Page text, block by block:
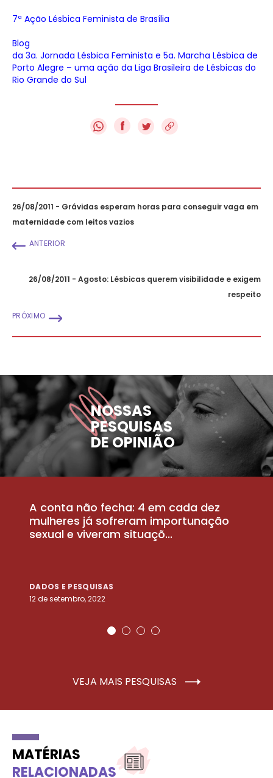
7ª Ação Lésbica Feminista de Brasília
Blog
da 3a. Jornada Lésbica Feminista e 5a. Marcha Lésbica de
Porto Alegre – uma ação da Liga Brasileira de Lésbicas do
Rio Grande do Sul
f
26/08/2011 - Grávidas esperam horas para conseguir vaga em
maternidade com leitos vazios
ANTERIOR
26/08/2011 - Agosto: Lésbicas querem visibilidade e exigem
respeito
PRÓXIMO
NOSSAS
PESQUISAS
DE OPINIÃO
A conta não fecha: 4 em cada dez
mulheres já sofreram importunação
sexual e viveram situaçõ...
DADOS E PESQUISAS
12 de setembro, 2022
VEJA MAIS PESQUISAS
MATÉRIAS
RELACIONADAS